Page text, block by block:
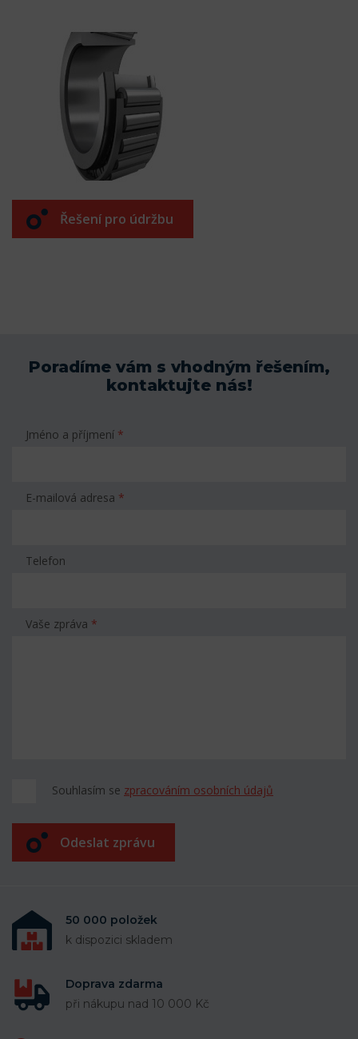
Řešení pro údržbu
Poradíme vám s vhodným řešením,
kontaktujte nás!
Jméno a příjmení *
E-mailová adresa *
Telefon
Vaše zpráva *
Souhlasím se zpracováním osobních údajů
Odeslat zprávu
50 000 položek
k dispozici skladem
Doprava zdarma
při nákupu nad 10 000 Kč